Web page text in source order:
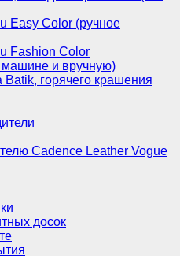
Easy Color (ручное
Fashion Color
машине и вручную)
горячего крашения
Cadence Leather Vogue
досок